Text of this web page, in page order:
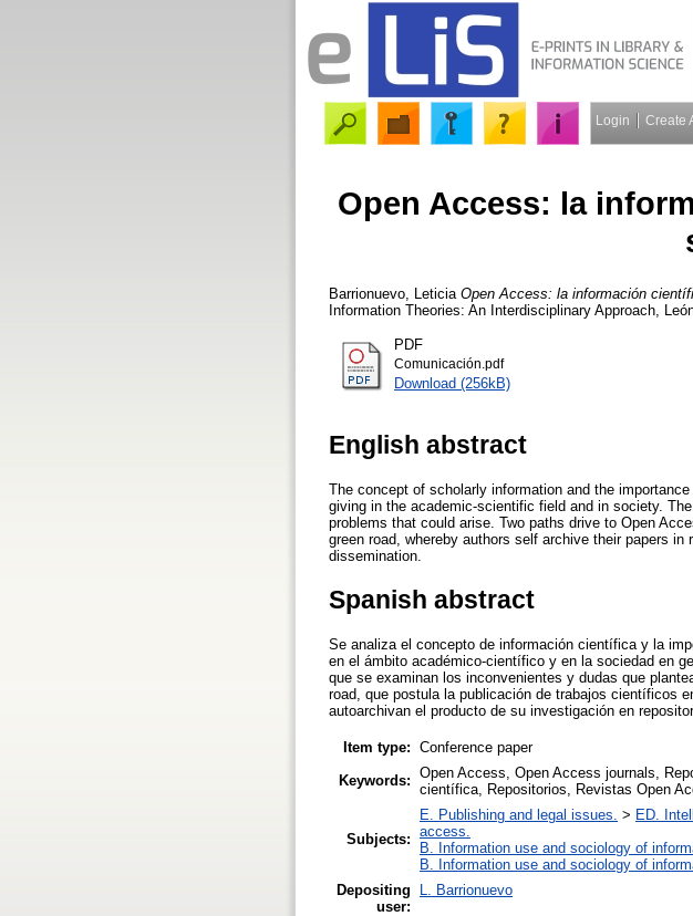
Login Create
Open Access: la
Barrionuevo, Leticia Open Access: la información
Information Theories: An Interdisciplinary Approach,
PDF
Comunicación.pdf
Download (256kB)
English abstract
The concept of scholarly information and the
giving in the academic-scientific field and in society.
problems that could arise. Two paths drive to Open
green road, whereby authors self archive their papers
dissemination.
Spanish abstract
Se analiza el concepto de información científica y la
en el ámbito académico-científico y en la sociedad en
que se examinan los inconvenientes y dudas que
road, que postula la publicación de trabajos científicos
autoarchivan el producto de su investigación en
Item type: Conference paper
Keywords: Open Access, Open Access journals,
científica, Repositorios, Revistas Open
Subjects:
E. Publishing and legal issues. > ED.
access.
B. Information use and sociology of
B. Information use and sociology of
Depositing
user:
L. Barrionuevo